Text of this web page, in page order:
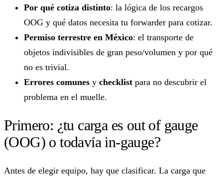
Por qué cotiza distinto: la lógica de los recargos
OOG y qué datos necesita tu forwarder para cotizar.
Permiso terrestre en México: el transporte de
objetos indivisibles de gran peso/volumen y por qué
no es trivial.
Errores comunes y checklist para no descubrir el
problema en el muelle.
Primero: ¿tu carga es out of gauge
(OOG) o todavía in-gauge?
Antes de elegir equipo, hay que clasificar. La carga que